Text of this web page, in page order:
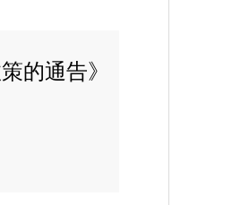
的通告》